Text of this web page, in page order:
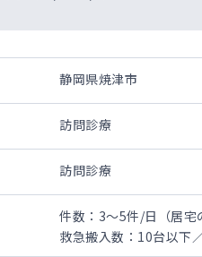
静岡県焼津市
訪問診療
訪問診療
件数：3～5件/日（居宅
救急搬入数：10台以下